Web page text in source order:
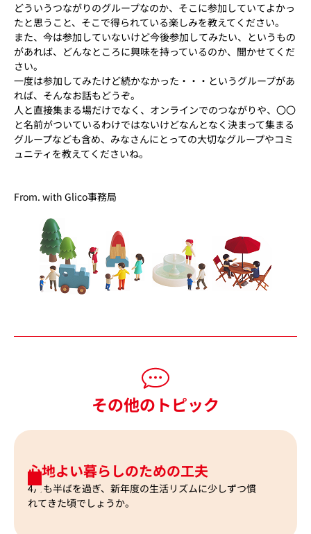
どういうつながりのグループなのか、そこに参加していてよかっ
たと思うこと、そこで得られている楽しみを教えてください。
また、今は参加していないけど今後参加してみたい、というもの
があれば、どんなところに興味を持っているのか、聞かせてくだ
さい。
一度は参加してみたけど続かなかった・・・というグループがあ
れば、そんなお話もどうぞ。
人と直接集まる場だけでなく、オンラインでのつながりや、〇〇
と名前がついているわけではないけどなんとなく決まって集まる
グループなども含め、みなさんにとっての大切なグループやコミ
ュニティを教えてくださいね。
From. with Glico事務局
その他のトピック
心地よい暮らしのための工夫
4月も半ばを過ぎ、新年度の生活リズムに少しずつ慣
れてきた頃でしょうか。